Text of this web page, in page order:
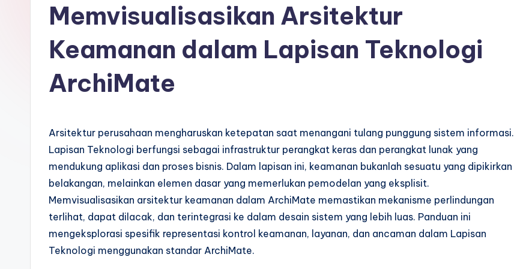
si
A
Memvisualisasikan Arsitektur
Keamanan dalam Lapisan Teknologi
ArchiMate
Arsitektur perusahaan mengharuskan ketepatan saat menangani tulang punggung sistem informasi.
Lapisan Teknologi berfungsi sebagai infrastruktur perangkat keras dan perangkat lunak yang
mendukung aplikasi dan proses bisnis. Dalam lapisan ini, keamanan bukanlah sesuatu yang dipikirkan
belakangan, melainkan elemen dasar yang memerlukan pemodelan yang eksplisit.
Memvisualisasikan arsitektur keamanan dalam ArchiMate memastikan mekanisme perlindungan
terlihat, dapat dilacak, dan terintegrasi ke dalam desain sistem yang lebih luas. Panduan ini
mengeksplorasi spesifik representasi kontrol keamanan, layanan, dan ancaman dalam Lapisan
Teknologi menggunakan standar ArchiMate.